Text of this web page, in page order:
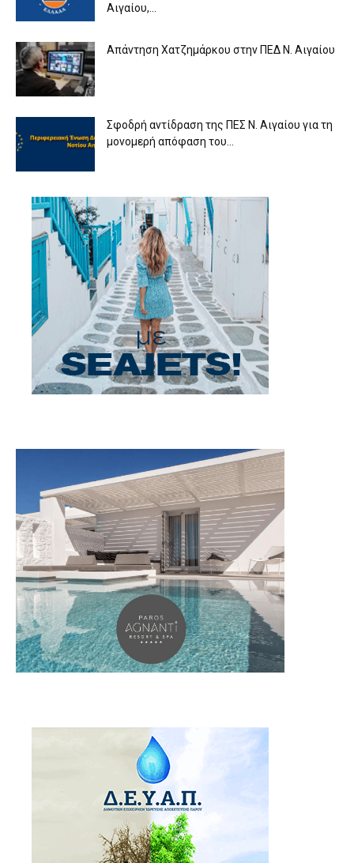
Αιγαίου,...
Απάντηση Χατζημάρκου στην ΠΕΔ Ν. Αιγαίου
Σφοδρή αντίδραση της ΠΕΣ Ν. Αιγαίου για τη
μονομερή απόφαση του...